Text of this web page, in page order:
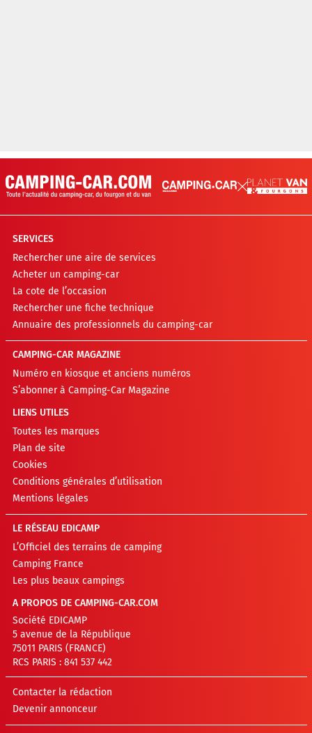
SERVICES
Rechercher une aire de services
Acheter un camping-car
La cote de l’occasion
Rechercher une fiche technique
Annuaire des professionnels du camping-car
CAMPING-CAR MAGAZINE
Numéro en kiosque et anciens numéros
S’abonner à Camping-Car Magazine
LIENS UTILES
Toutes les marques
Plan de site
Cookies
Conditions générales d’utilisation
Mentions légales
LE RÉSEAU EDICAMP
L’Officiel des terrains de camping
Camping France
Les plus beaux campings
A PROPOS DE CAMPING-CAR.COM
Société EDICAMP
5 avenue de la République
75011 PARIS (FRANCE)
RCS PARIS : 841 537 442
Contacter la rédaction
Devenir annonceur